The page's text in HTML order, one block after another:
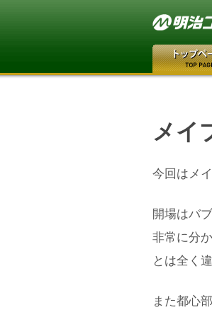
メイ
今回はメ
開場はバ
非常に分
とは全く
また都心